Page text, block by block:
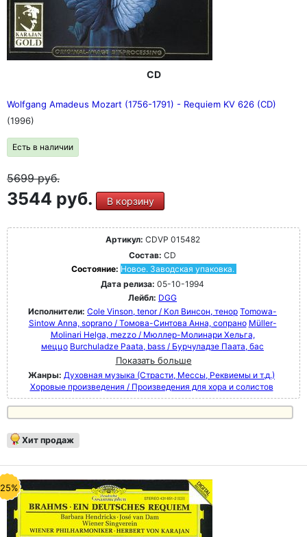
CD
Wolfgang Amadeus Mozart (1756-1791) - Requiem KV 626 (CD)
(1996)
Есть в наличии
5699руб.
3544 руб. В корзину
Артикул: CDVP 015482
Состав: CD
Состояние: Новое. Заводская упаковка.
Дата релиза: 05-10-1994
Лейбл: DGG
Исполнители: Cole Vinson, tenor / Кол Винсон, тенор Tomowa-
Sintow Anna, soprano / Томова-Синтова Анна, сопрано Müller-
Molinari Helga, mezzo / Мюллер-Молинари Хельга,
меццо Burchuladze Paata, bass / Бурчуладзе Паата, бас
Показать больше
Жанры: Духовная музыка (Страсти, Мессы, Реквиемы и т.д.)
Хоровые произведения / Произведения для хора и солистов
Хит продаж